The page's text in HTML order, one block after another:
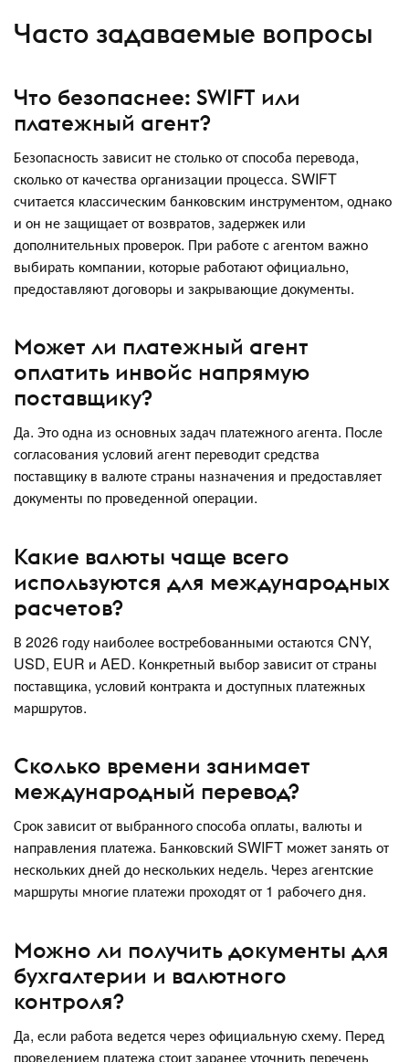
Часто задаваемые вопросы
Что безопаснее: SWIFT или
платежный агент?
Безопасность зависит не столько от способа перевода,
сколько от качества организации процесса. SWIFT
считается классическим банковским инструментом, однако
и он не защищает от возвратов, задержек или
дополнительных проверок. При работе с агентом важно
выбирать компании, которые работают официально,
предоставляют договоры и закрывающие документы.
Может ли платежный агент
оплатить инвойс напрямую
поставщику?
Да. Это одна из основных задач платежного агента. После
согласования условий агент переводит средства
поставщику в валюте страны назначения и предоставляет
документы по проведенной операции.
Какие валюты чаще всего
используются для международных
расчетов?
В 2026 году наиболее востребованными остаются CNY,
USD, EUR и AED. Конкретный выбор зависит от страны
поставщика, условий контракта и доступных платежных
маршрутов.
Сколько времени занимает
международный перевод?
Срок зависит от выбранного способа оплаты, валюты и
направления платежа. Банковский SWIFT может занять от
нескольких дней до нескольких недель. Через агентские
маршруты многие платежи проходят от 1 рабочего дня.
Можно ли получить документы для
бухгалтерии и валютного
контроля?
Да, если работа ведется через официальную схему. Перед
проведением платежа стоит заранее уточнить перечень